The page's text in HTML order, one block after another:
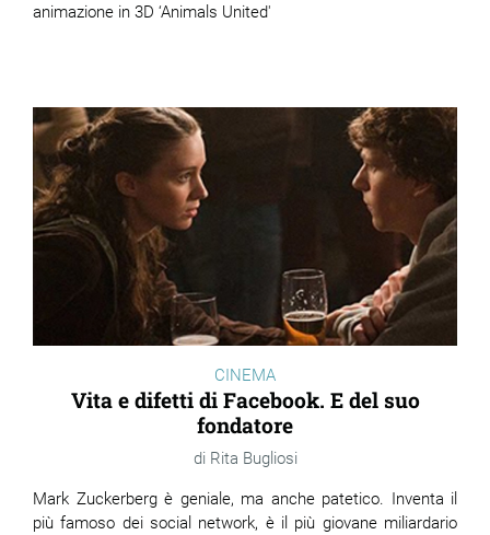
animazione in 3D ‘Animals United'
CINEMA
Vita e difetti di Facebook. E del suo
fondatore
Rita Bugliosi
Mark Zuckerberg è geniale, ma anche patetico. Inventa il
più famoso dei social network, è il più giovane miliardario